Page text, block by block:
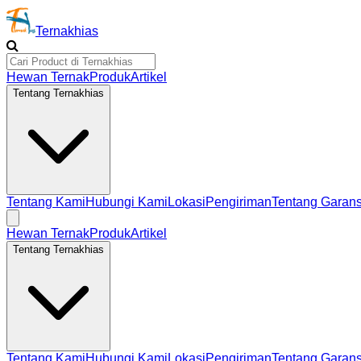
Ternakhias
Hewan TernakProdukArtikel
Tentang Ternakhias
Tentang KamiHubungi Kami LokasiPengirimanTentang
Hewan TernakProdukArtikel
Tentang Ternakhias
Tentang KamiHubungi Kami LokasiPengirimanTentang